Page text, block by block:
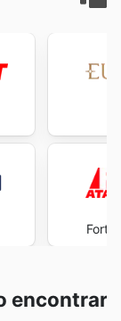
Fort
encontrar